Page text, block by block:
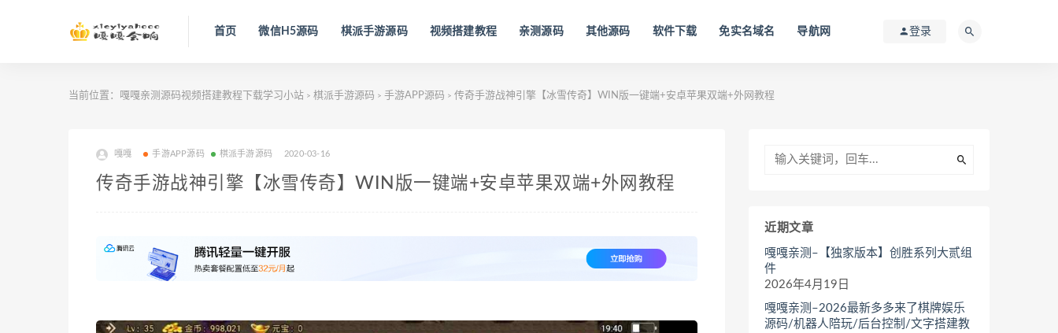
首页 微信H5源码 棋派手游源码 视频搭建教程 亲测源码 其他源码 软件下载 免实名域名 导航网 登录
当前位置： 嘎嘎亲测源码视频搭建教程下载学习小站 > 棋派手游源码 > 手游APP源码 > 传奇手游战神引擎【冰雪传奇】WIN版一键端+安卓苹果双端+外网教程
嘎嘎 手游APP源码 棋派手游源码 2020-03-16
传奇手游战神引擎【冰雪传奇】WIN版一键端+安卓苹果双端+外网教程
近期文章
嘎嘎亲测–【独家版本】创胜系列大贰组
件
2026年4月19日
嘎嘎亲测–2026最新多多来了棋牌娱乐
源码/机器人陪玩/后台控制/文字搭建教